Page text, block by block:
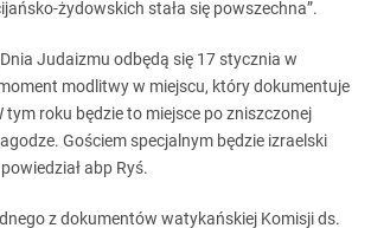
żydowskich stała się powszechna”.
Judaizmu odbędą się 17 stycznia w
modlitwy w miejscu, który dokumentuje
tym roku będzie to miejsce po zniszczonej
Gościem specjalnym będzie izraelski
abp Ryś.
z dokumentów watykańskiej Komisji ds.